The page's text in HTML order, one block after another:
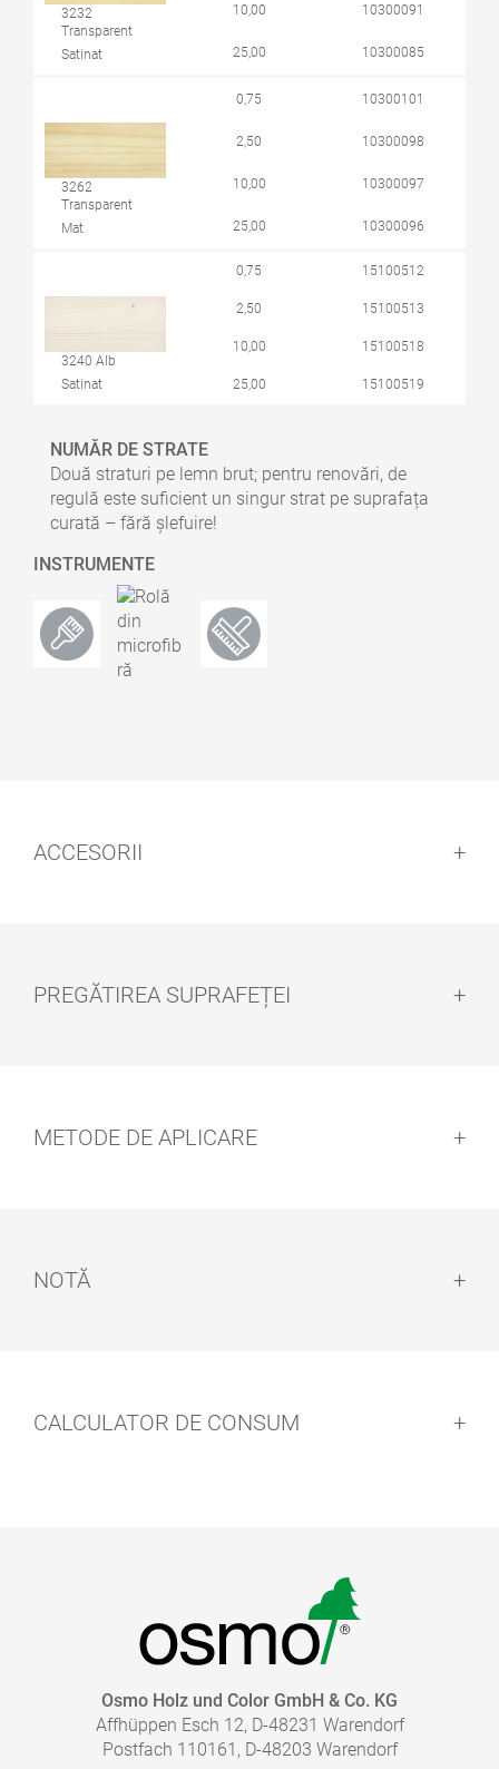
3232
Transparent
Satinat
10,00 10300091
25,00 10300085
3262
Transparent
Mat
0,75 10300101
2,50 10300098
10,00 10300097
25,00 10300096
3240 Alb
Satinat
0,75 15100512
2,50 15100513
10,00 15100518
25,00 15100519
NUMĂR DE STRATE
Două straturi pe lemn brut; pentru renovări, de
regulă este suficient un singur strat pe suprafața
curată – fără șlefuire!
INSTRUMENTE
ACCESORII
PREGĂTIREA SUPRAFEȚEI
®
METODE DE APLICARE
NOTĂ
®
CALCULATOR DE CONSUM
Osmo Holz und Color GmbH & Co. KG
Affhüppen Esch 12, D-48231 Warendorf
Postfach 110161, D-48203 Warendorf